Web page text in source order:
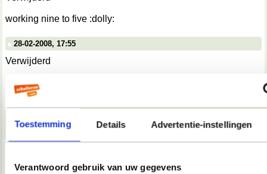
Toestemming Details Advertentie-instellingen
Verantwoord gebruik van uw gegevens
working nine to five :dolly:
28-02-2008, 17:55
Verwijderd
mrauauwwww :floortje:
28-02-2008, 18:01
Uice
En dat is angstig?